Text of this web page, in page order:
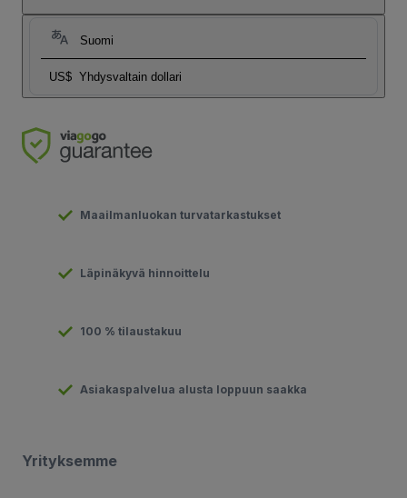
Suomi
US$ Yhdysvaltain dollari
Maailmanluokan turvatarkastukset
Läpinäkyvä hinnoittelu
100 % tilaustakuu
Asiakaspalvelua alusta loppuun saakka
Yrityksemme